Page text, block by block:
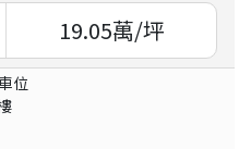
19.05萬/坪
位